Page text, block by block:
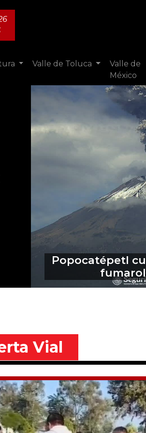
Valle de Toluca
Valle de
México
Perfila Cabildo de
Independencia
Vial